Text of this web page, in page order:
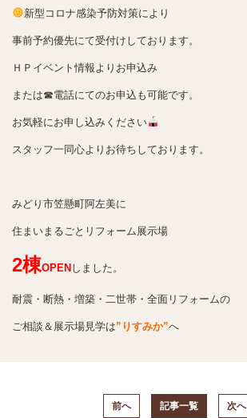
新型コロナ感染予防対策により
事前予約優先にて受付けしております。
ＨＰイベント情報よりお申込み
または☎電話にてのお申込も可能です。
お気軽にお申し込みください
スタッフ一同心よりお待ちしております。
みどり市笠懸町阿左美に
住まいまるごとリフォーム展示場
2棟OPEN しました。
耐震・断熱・増築・二世帯・全面リフォームの
ご相談＆展示場見学は”りすみか”へ
前へ 記事一覧 次へ